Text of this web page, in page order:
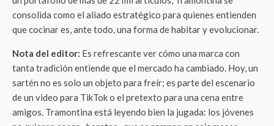
consolida como el aliado estratégico para quienes entienden
que cocinar es, ante todo, una forma de habitar y evolucionar.
Nota del editor: Es refrescante ver cómo una marca con
tanta tradición entiende que el mercado ha cambiado. Hoy, un
sartén no es solo un objeto para freír; es parte del escenario
de un video para TikTok o el pretexto para una cena entre
amigos. Tramontina está leyendo bien la jugada: los jóvenes